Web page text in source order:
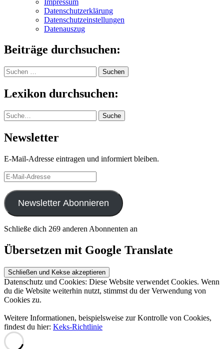
Datenschutzerklärung
Datenschutzeinstellungen
Datenauszug
Beiträge durchsuchen:
Suchen
nach:
Lexikon durchsuchen:
Suche Suche
Newsletter
E-Mail-Adresse eintragen und informiert bleiben.
E-
Mail-
Adresse
Newsletter Abonnieren
Schließe dich 269 anderen Abonnenten an
Übersetzen mit Google Translate
Datenschutz und Cookies: Diese Website verwendet Cookies. Wenn
du die Website weiterhin nutzt, stimmst du der Verwendung von
Cookies zu.
Weitere Informationen, beispielsweise zur Kontrolle von Cookies,
findest du hier: Keks-Richtlinie